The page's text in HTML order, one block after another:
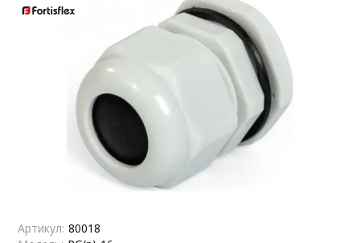
Артикул: 80018